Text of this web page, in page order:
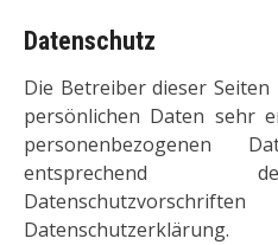
Datenschutz
Die Betreiber dieser
persönlichen Daten sehr
personenbezogenen
entsprechend
Datenschutzerklärung.